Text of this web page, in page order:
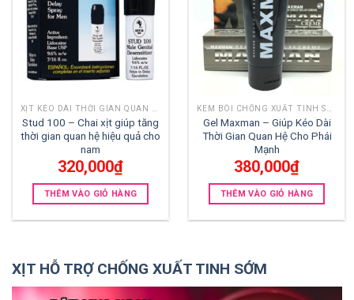
XỊT KÉO DÀI THỜI GIAN QUAN HỆ
Stud 100 – Chai xịt giúp tăng
thời gian quan hệ hiệu quả cho
nam
320,000₫
THÊM VÀO GIỎ HÀNG
KEM BÔI CHỐNG XUẤT TINH SỚM
Gel Maxman – Giúp Kéo Dài
Thời Gian Quan Hệ Cho Phái
Mạnh
380,000₫
THÊM VÀO GIỎ HÀNG
XỊT HỖ TRỢ CHỐNG XUẤT TINH SỚM